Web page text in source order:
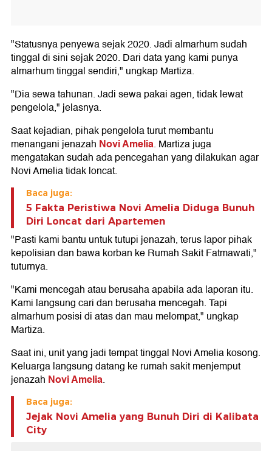
"Statusnya penyewa sejak 2020. Jadi almarhum sudah
tinggal di sini sejak 2020. Dari data yang kami punya
almarhum tinggal sendiri," ungkap Martiza.
"Dia sewa tahunan. Jadi sewa pakai agen, tidak lewat
pengelola," jelasnya.
Saat kejadian, pihak pengelola turut membantu
menangani jenazah Novi Amelia. Martiza juga
mengatakan sudah ada pencegahan yang dilakukan agar
Novi Amelia tidak loncat.
Baca juga:
5 Fakta Peristiwa Novi Amelia Diduga Bunuh
Diri Loncat dari Apartemen
"Pasti kami bantu untuk tutupi jenazah, terus lapor pihak
kepolisian dan bawa korban ke Rumah Sakit Fatmawati,"
tuturnya.
"Kami mencegah atau berusaha apabila ada laporan itu.
Kami langsung cari dan berusaha mencegah. Tapi
almarhum posisi di atas dan mau melompat," ungkap
Martiza.
Saat ini, unit yang jadi tempat tinggal Novi Amelia kosong.
Keluarga langsung datang ke rumah sakit menjemput
jenazah Novi Amelia.
Baca juga:
Jejak Novi Amelia yang Bunuh Diri di Kalibata
City